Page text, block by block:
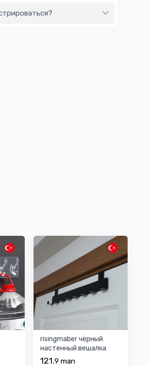
risingmaber чёрный
настенный вешалка
121.9 man